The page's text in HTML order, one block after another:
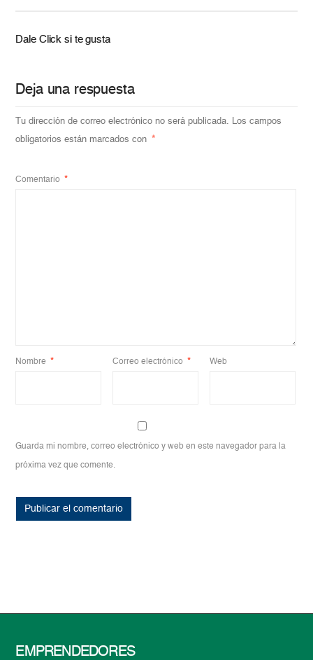
Dale Click si te gusta
Deja una respuesta
Tu dirección de correo electrónico no será publicada. Los campos
obligatorios están marcados con *
Comentario *
Nombre * Correo electrónico * Web
Guarda mi nombre, correo electrónico y web en este navegador para la
próxima vez que comente.
EMPRENDEDORES